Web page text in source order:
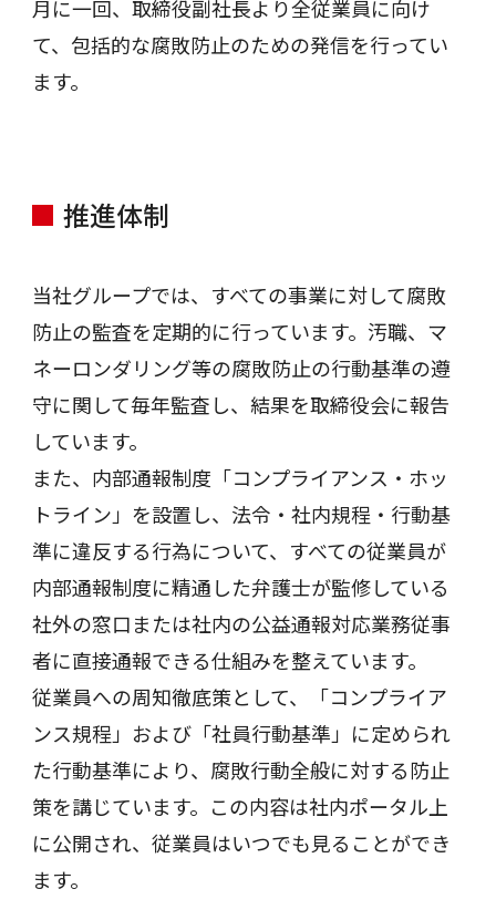
月に一回、取締役副社長より全従業員に向け
て、包括的な腐敗防止のための発信を行ってい
ます。
推進体制
当社グループでは、すべての事業に対して腐敗
防止の監査を定期的に行っています。汚職、マ
ネーロンダリング等の腐敗防止の行動基準の遵
守に関して毎年監査し、結果を取締役会に報告
しています。
また、内部通報制度「コンプライアンス・ホッ
トライン」を設置し、法令・社内規程・行動基
準に違反する行為について、すべての従業員が
内部通報制度に精通した弁護士が監修している
社外の窓口または社内の公益通報対応業務従事
者に直接通報できる仕組みを整えています。
従業員への周知徹底策として、「コンプライア
ンス規程」および「社員行動基準」に定められ
た行動基準により、腐敗行動全般に対する防止
策を講じています。この内容は社内ポータル上
に公開され、従業員はいつでも見ることができ
ます。